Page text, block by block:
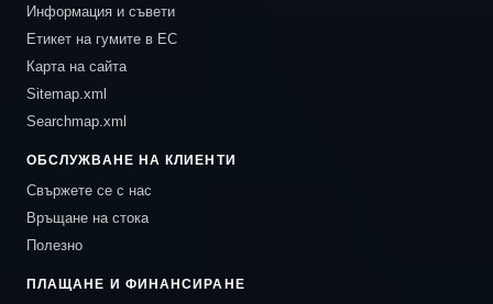
Информация и съвети
Етикет на гумите в ЕС
Карта на сайта
Sitemap.xml
Searchmap.xml
ОБСЛУЖВАНЕ НА КЛИЕНТИ
Свържете се с нас
Връщане на стока
Полезно
ПЛАЩАНЕ И ФИНАНСИРАНЕ